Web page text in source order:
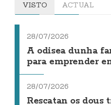
VISTO ACTUAL
28/07/2026
A odisea dunha
para emprender
28/07/2026
Rescatan os dous